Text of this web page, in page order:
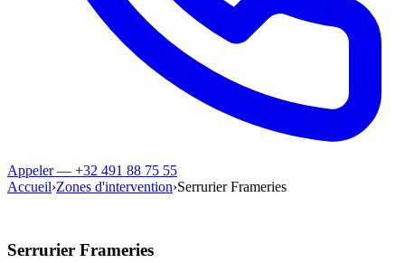
Appeler — +32 491 88 75 55
Accueil›Zones d'intervention›Serrurier Frameries
Serrurier Frameries